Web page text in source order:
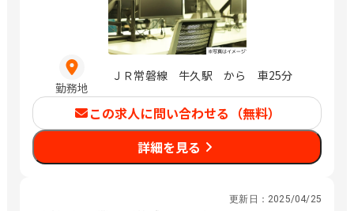
勤務地
ＪＲ常磐線 牛久駅 から 車25分
この求人に問い合わせる（無料）
詳細を見る
更新日： 2025/04/25